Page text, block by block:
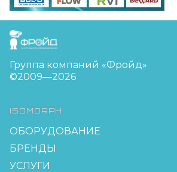
FreudGroup
Группа компаний «Фройд»
©2009—2026
ISOMORPH
ОБОРУДОВАНИЕ
БРЕНДЫ
УСЛУГИ